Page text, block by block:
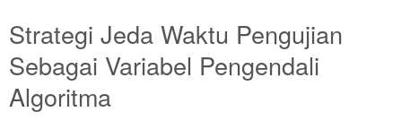
Strategi Jeda Waktu Pengujian
Sebagai Variabel Pengendali
Algoritma